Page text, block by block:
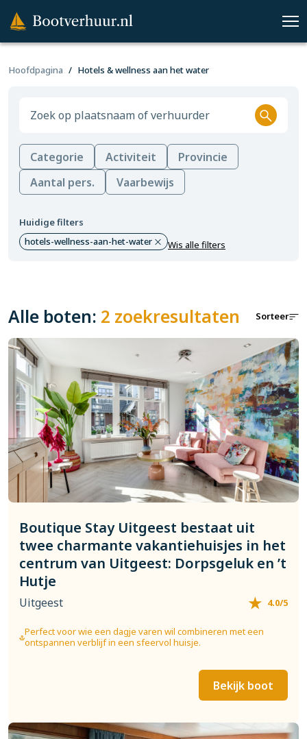
Hoofdpagina Hotels & wellness aan het water
Categorie Activiteit
Provincie
Aantal pers.
Vaarbewijs
Huidige filters
hotels-wellness-aan-het-water
Wis alle filters
Alle boten: 2 zoekresultaten Sorteer
Boutique Stay Uitgeest bestaat uit
twee charmante vakantiehuisjes in het
centrum van Uitgeest: Dorpsgeluk en ’t
Hutje
Uitgeest 4.0/5
Perfect voor wie een dagje varen wil combineren met een
ontspannen verblijf in een sfeervol huisje.
Bekijk boot